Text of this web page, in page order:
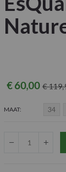
€ 60,00 €
MAAT 34